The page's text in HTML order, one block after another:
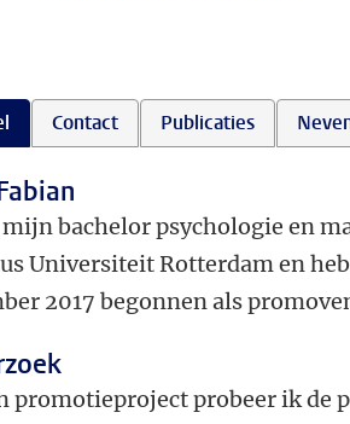
Contact Publicaties
bachelor psychologie en
Universiteit Rotterdam en
2017 begonnen als
promotieproject probeer ik de